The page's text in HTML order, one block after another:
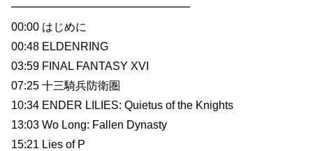
━━━━━━━━━━━━━━━━
00:00 はじめに
00:48 ELDENRING
03:59 FINAL FANTASY XVI
07:25 十三騎兵防衛圏
10:34 ENDER LILIES: Quietus of the Knights
13:03 Wo Long: Fallen Dynasty
15:21 Lies of P